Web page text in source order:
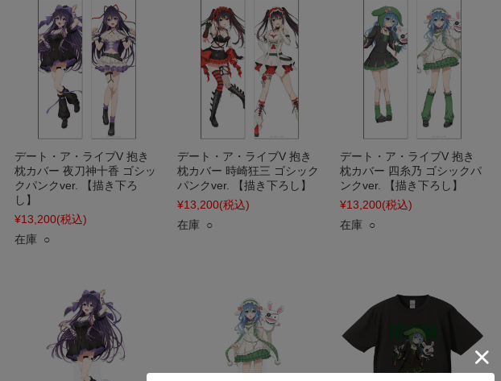
デート・ア・ライブV 抱き
枕カバー 夜刀神十香 ゴシッ
クパンクver. 【描き下ろ
し】
¥13,200(税込)
在庫 ○
デート・ア・ライブV 抱き
枕カバー 時崎狂三 ゴシック
パンクver. 【描き下ろし】
¥13,200(税込)
在庫 ○
デート・ア・ライブV 抱き
枕カバー 四糸乃 ゴシックパ
ンクver. 【描き下ろし】
¥13,200(税込)
在庫 ○